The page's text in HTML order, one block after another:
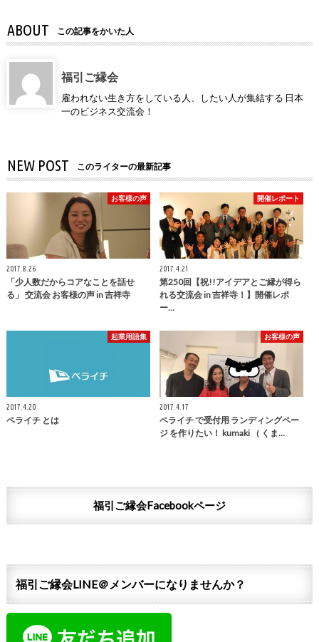
ABOUT この記事をかいた人
福引ご縁会
雇われない生き方をしている人、したい人が集結する 日本
一のビジネス交流会！
NEW POST このライターの最新記事
お客様の声
2017.8.26
「少人数だからコアなことを話せ
る」 交流会 お客様の声 in 吉祥寺
開催レポート
2017.4.21
第250回【祝!!アイデアとご縁が得ら
れる交流会 in 吉祥寺！】開催レポ
ー…
起業用語集
2017.4.20
ペライチ とは
お客様の声
2017.4.17
ペライチ で受付用 ランディングペー
ジ を作りたい！ kumaki （ くま…
福引ご縁会Facebookページ
福引ご縁会LINE＠メンバーになりませんか？